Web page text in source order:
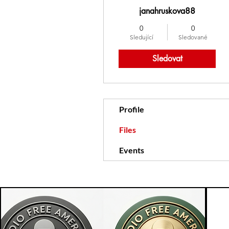
janahruskova88
0
Sledující
0
Sledované
Sledovat
Profile
Files
Events